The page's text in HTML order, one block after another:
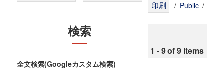
検索
全文検索(Googleカスタム検索)
/ Public /
1 - 9 of 9 Items